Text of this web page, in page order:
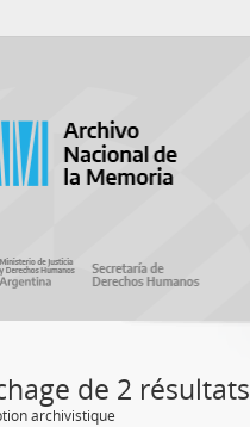
de 2 résultats
archivistique